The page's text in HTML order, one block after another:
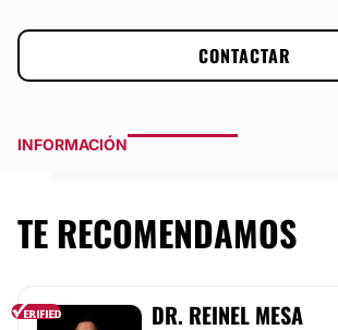
CONTACTAR
INFORMACIÓN
TE RECOMENDAMOS
DR. REINEL MESA